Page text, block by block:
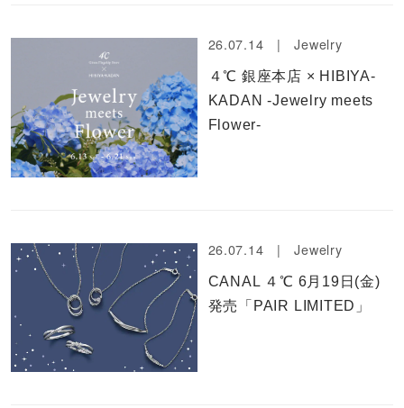
26.07.14 |Jewelry
４℃ 銀座本店 × HIBIYA-
KADAN -Jewelry meets
Flower-
26.07.14 |Jewelry
CANAL ４℃ 6月19日(金)
発売「PAIR LIMITED」